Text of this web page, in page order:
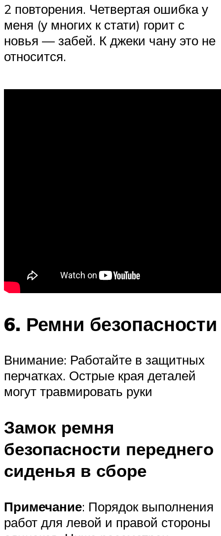
2 повторения. Четвертая ошибка у
меня (у многих к стати) горит с
новья — забей. К джеки чану это не
относится.
6. Ремни безопасности
Внимание: Работайте в защитных
перчатках. Острые края деталей
могут травмировать руки
Замок ремня
безопасности переднего
сиденья в сборе
Примечание: Порядок выполнения
работ для левой и правой стороны